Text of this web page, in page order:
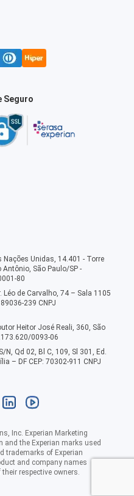
Seguro
Nações Unidas, 14.401 - Torre
Antônio, São Paulo/SP -
80
Léo de Carvalho, 74 – Sala 1105
239 CNPJ
Heitor José Reali, 360, São
0093-06
Qd 02, Bl C, 109, Sl 301, Ed.
– DF CEP: 70302-911 CNPJ
Inc. Experian Marketing
and the Experian marks used
trademarks of Experian
and company names
respective owners.